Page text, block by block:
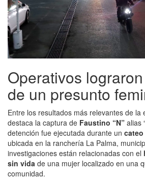
Operativos
de un presunto
Entre los resultados más relevantes de la
destaca la captura de Faustino “N” alias
detención fue ejecutada durante un cateo
ubicada en la ranchería La Palma,
investigaciones están relacionadas con el
sin vida de una mujer localizado en una
comunidad.